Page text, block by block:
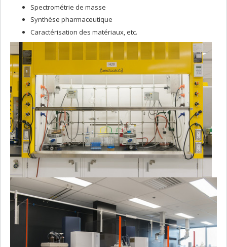
Spectrométrie de masse
Synthèse pharmaceutique
Caractérisation des matériaux, etc.